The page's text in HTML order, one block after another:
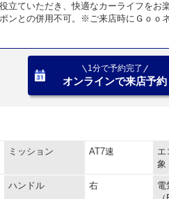
立ていただき、快適なカーライフを
ンとの併用不可。※ご来店時にＧｏｏ
1分で予約完了
オンラインで来店予約
ミッション AT7速
エ
象
ハンドル 右
電